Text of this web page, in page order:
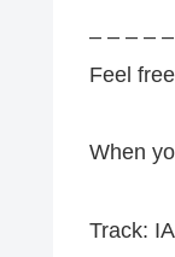
– – – –
Feel
When
Track: